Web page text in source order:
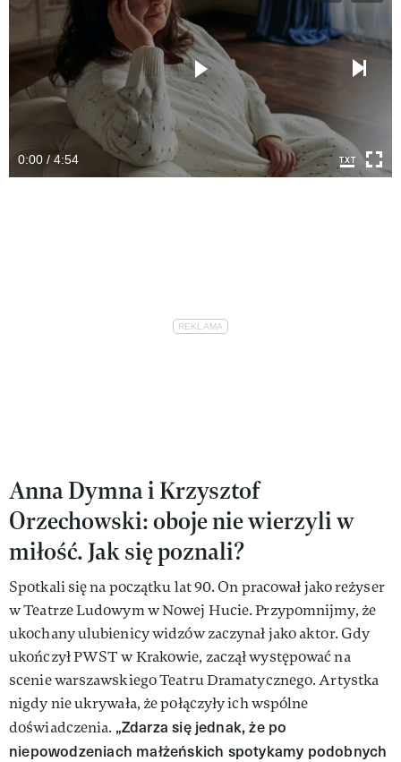
0:00 / 4:54
Anna Dymna i Krzysztof
Orzechowski: oboje nie wierzyli w
miłość. Jak się poznali?
Spotkali się na początku lat 90. On pracował jako reżyser
w Teatrze Ludowym w Nowej Hucie. Przypomnijmy, że
ukochany ulubienicy widzów zaczynał jako aktor. Gdy
ukończył PWST w Krakowie, zaczął występować na
scenie warszawskiego Teatru Dramatycznego. Artystka
nigdy nie ukrywała, że połączyły ich wspólne
doświadczenia. „Zdarza się jednak, że po
niepowodzeniach małżeńskich spotykamy podobnych